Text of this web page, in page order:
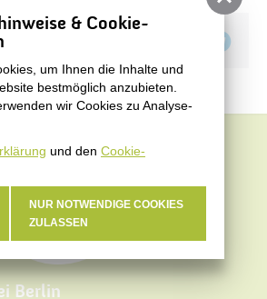
Berlin
& Cookie-
um Ihnen die Inhalte und
bestmöglich anzubieten.
wir Cookies zu Analyse-
und den Cookie-
NUR NOTWENDIGE COOKIES
ZULASSEN